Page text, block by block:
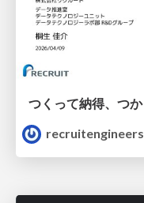
recruitengineers